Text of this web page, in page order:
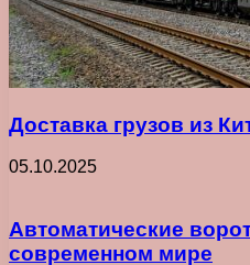
Доставка грузов из
05.10.2025
Автоматические
современном мире